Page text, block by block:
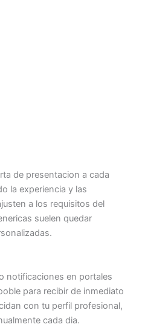
de presentacion a cada
la experiencia y las
a los requisitos del
suelen quedar
notificaciones en portales
para recibir de inmediato
con tu perfil profesional,
cada dia.